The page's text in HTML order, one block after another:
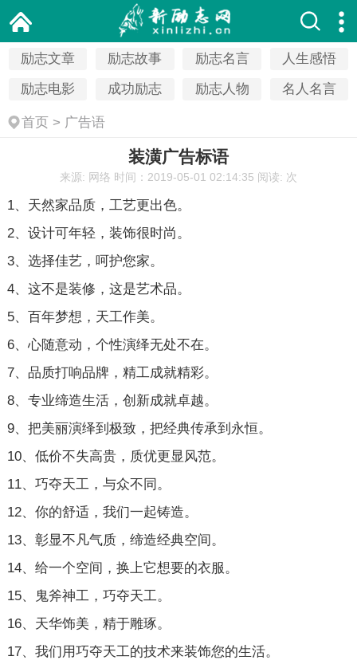
励志文章 励志故事 励志名言
人生感悟
励志电影
成功励志 励志人物 名人名言
首页 > 广告语
装潢广告标语
来源: 网络 时间：2019-05-01 02:14:35 阅读: 次
1、天然家品质，工艺更出色。
2、设计可年轻，装饰很时尚。
3、选择佳艺，呵护您家。
4、这不是装修，这是艺术品。
5、百年梦想，天工作美。
6、心随意动，个性演绎无处不在。
7、品质打响品牌，精工成就精彩。
8、专业缔造生活，创新成就卓越。
9、把美丽演绎到极致，把经典传承到永恒。
10、低价不失高贵，质优更显风范。
11、巧夺天工，与众不同。
12、你的舒适，我们一起铸造。
13、彰显不凡气质，缔造经典空间。
14、给一个空间，换上它想要的衣服。
15、鬼斧神工，巧夺天工。
16、天华饰美，精于雕琢。
17、我们用巧夺天工的技术来装饰您的生活。